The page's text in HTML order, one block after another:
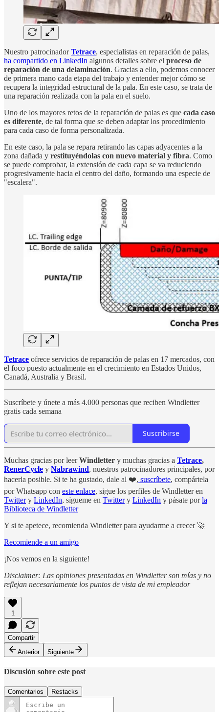
Nuestro patrocinadorTetrace, especialistas en reparación de palas,
ha compartido en LinkedIn algunos detalles sobre el proceso de
reparación de una delaminación. Gracias a ello, podemos conocer
de primera mano cada etapa del trabajo y entender mejor cómo se
recupera la integridad estructural de la pala. En este caso, se trata de
una reparación realizada con la pala en el suelo.
Uno de los mayores retos de la reparación de palas es que cada caso
es diferente, de tal forma que se deben adaptar los procedimiento
para cada caso de forma personalizada.
En este caso, la pala se repara retirando las capas adyacentes a la
zona dañada y restituyéndolas con nuevo material y fibra. Como
se puede comprobar, la extensión de cada capa se va reduciendo
progresivamente hacia el centro del daño, formando una especie de
"escalera".
Tetrace ofrece servicios de reparación de palas en 17 mercados, con
el foco puesto actualmente en el crecimiento en Estados Unidos,
Canadá, Australia y Brasil.
Suscríbete y únete a más 4.000 personas que reciben Windletter
gratis cada semana
Suscribirse
Muchas gracias por leerWindletter y muchas gracias a Tetrace,
RenerCycle y Nabrawind, nuestros patrocinadores principales, por
hacerla posible. Si te ha gustado, dale al ❤️, suscríbete, compártela
por Whatsapp con este enlace, sigue los perfiles de Windletter en
Twittery LinkedIn, sígueme en Twittery LinkedIn y pásate porla
Biblioteca de Windletter
Y si te apetece, recomienda Windletter para ayudarme a crecer 🚀
Recomiende a un amigo
¡Nos vemos en la siguiente!
Disclaimer: Las opiniones presentadas en Windletter son mías y no
reflejan necesariamente los puntos de vista de mi empleador
1
Compartir
Anterior
Siguiente
Discusión sobre este post
Comentarios Restacks